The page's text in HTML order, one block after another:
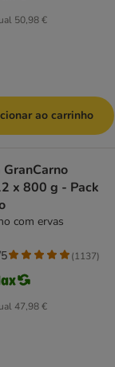
50,98 €
ao carrinho
x 800 g - Pack
com ervas
47,98 €
(1137)